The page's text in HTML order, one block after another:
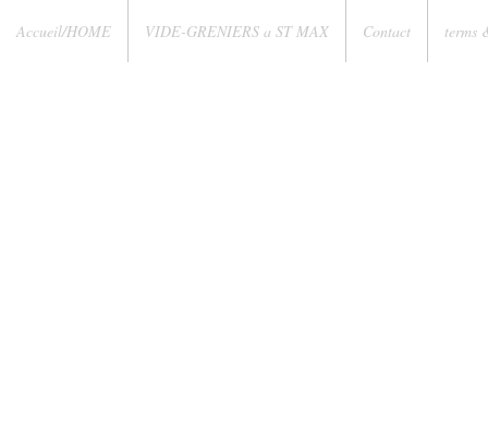
Accueil/HOME VIDE-GRENIERS a ST MAX Contact terms